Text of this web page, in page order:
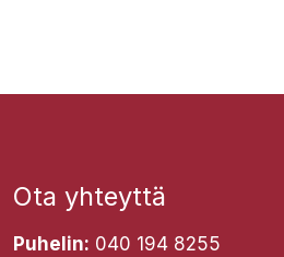
Ota yhteyttä
Puhelin: 040 194 8255